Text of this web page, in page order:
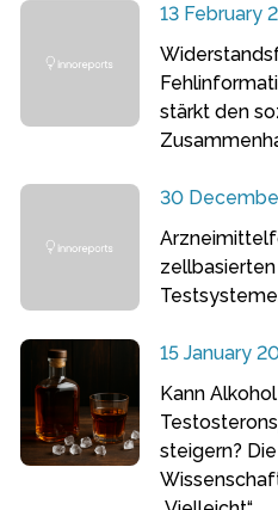
13 February
stärkt den
30
zellbasierten
15 January
Kann
steigern? Die